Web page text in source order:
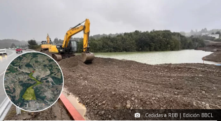
Cedidas a RBB | Edición BBCL